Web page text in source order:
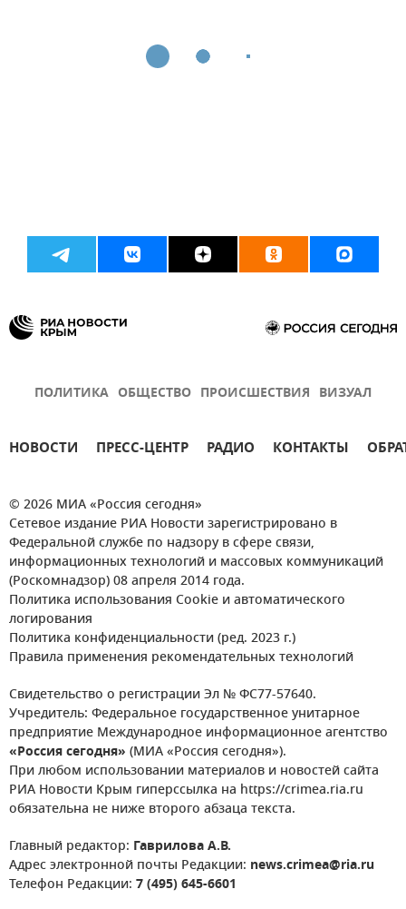
ПОЛИТИКА ОБЩЕСТВО ПРОИСШЕСТВИЯ ВИЗУАЛ
НОВОСТИ ПРЕСС-ЦЕНТР РАДИО КОНТАКТЫ
© 2026 МИА «Россия сегодня»
Сетевое издание РИА Новости зарегистрировано в
Федеральной службе по надзору в сфере связи,
информационных технологий и массовых коммуникаций
(Роскомнадзор) 08 апреля 2014 года.
Политика использования Cookie и автоматического
логирования
Политика конфиденциальности (ред. 2023 г.)
Правила применения рекомендательных технологий
Свидетельство о регистрации Эл № ФС77-57640.
Учредитель: Федеральное государственное унитарное
предприятие Международное информационное агентство
«Россия сегодня» (МИА «Россия сегодня»).
При любом использовании материалов и новостей сайта
РИА Новости Крым гиперссылка на https://crimea.ria.ru
обязательна не ниже второго абзаца текста.
Главный редактор: Гаврилова А.В.
Адрес электронной почты Редакции: news.crimea@ria.ru
Телефон Редакции: 7 (495) 645-6601